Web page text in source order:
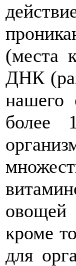
(места
ДНК
нашего
более
овощей
кроме
для